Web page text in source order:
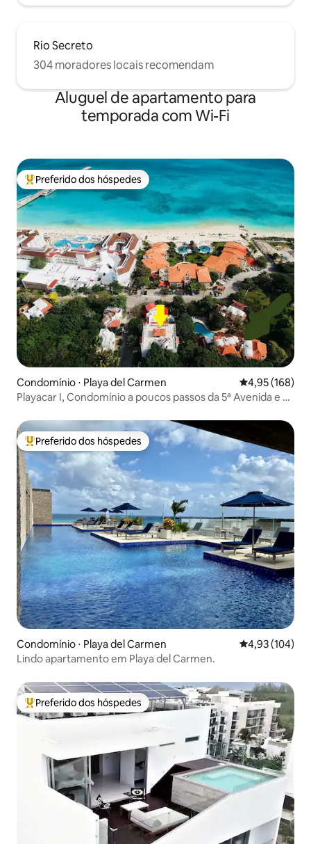
Rio Secreto
304 moradores locais recomendam
Aluguel de apartamento para
temporada com Wi-Fi
Entre os melhores preferidos dos hóspedes
Preferido dos hóspedes
Condomínio ⋅ Playa del Carmen 4,95 de uma
4,95 (168)
Playacar I, Condomínio a poucos passos da 5ª Avenida e da
Entre os melhores preferidos dos hóspedes
Preferido dos hóspedes
Condomínio ⋅ Playa del Carmen 4,93 de uma
4,93 (104)
Lindo apartamento em Playa del Carmen.
Entre os melhores preferidos dos hóspedes
Preferido dos hóspedes